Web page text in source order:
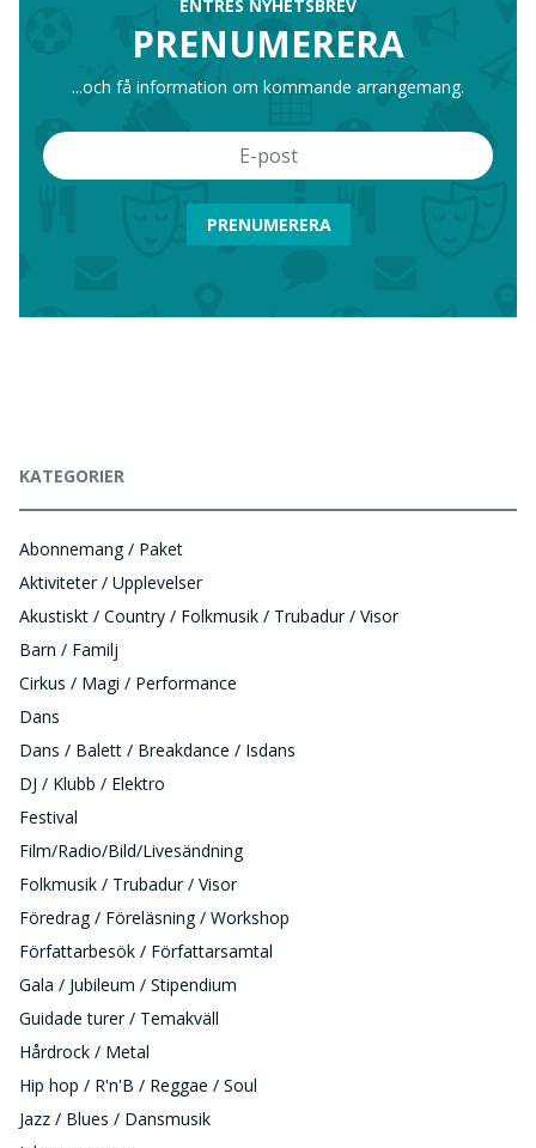
ENTRÉS NYHETSBREV
PRENUMERERA
...och få information om kommande arrangemang.
PRENUMERERA
KATEGORIER
Abonnemang / Paket
Aktiviteter / Upplevelser
Akustiskt / Country / Folkmusik / Trubadur / Visor
Barn / Familj
Cirkus / Magi / Performance
Dans
Dans / Balett / Breakdance / Isdans
DJ / Klubb / Elektro
Festival
Film/Radio/Bild/Livesändning
Folkmusik / Trubadur / Visor
Föredrag / Föreläsning / Workshop
Författarbesök / Författarsamtal
Gala / Jubileum / Stipendium
Guidade turer / Temakväll
Hårdrock / Metal
Hip hop / R'n'B / Reggae / Soul
Jazz / Blues / Dansmusik